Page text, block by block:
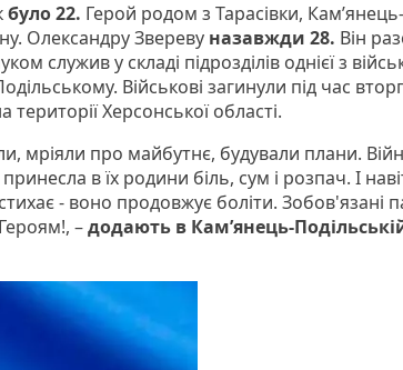
було 22. Герой родом з Тарасівки, Кам’янець-
Олександру Звереву назавжди 28. Він
служив у складі підрозділів однієї з
Військові загинули під час
території Херсонської області.
мріяли про майбутнє, будували плани.
в їх родини біль, сум і розпач. І
- воно продовжує боліти. Зобов'язані
–додають в Кам’янець-